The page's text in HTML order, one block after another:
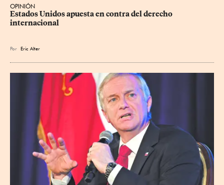
OPINIÓN
Estados Unidos apuesta en contra del derecho
internacional
Por Eric Alter